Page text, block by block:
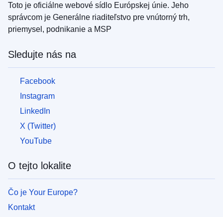
Toto je oficiálne webové sídlo Európskej únie. Jeho
správcom je Generálne riaditeľstvo pre vnútorný trh,
priemysel, podnikanie a MSP
Sledujte nás na
Facebook
Instagram
LinkedIn
X (Twitter)
YouTube
O tejto lokalite
Čo je Your Europe?
Kontakt